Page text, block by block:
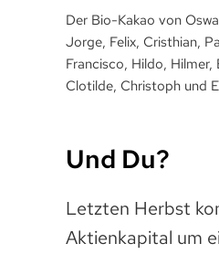
Der Bio-Kakao von
Jorge, Felix, Cristhian,
Francisco, Hildo,
Clotilde, Christoph und
Und Du?
Letzten Herbst
Aktienkapital um